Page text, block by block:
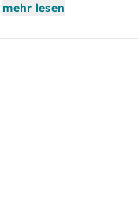
mehr lesen